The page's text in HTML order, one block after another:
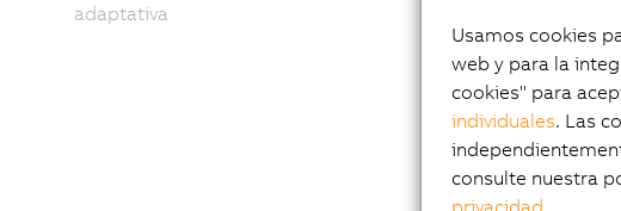
Manual
adaptativa
Usamos cookies
web y para la
cookies" para
individuales. Las
consulte nuestra